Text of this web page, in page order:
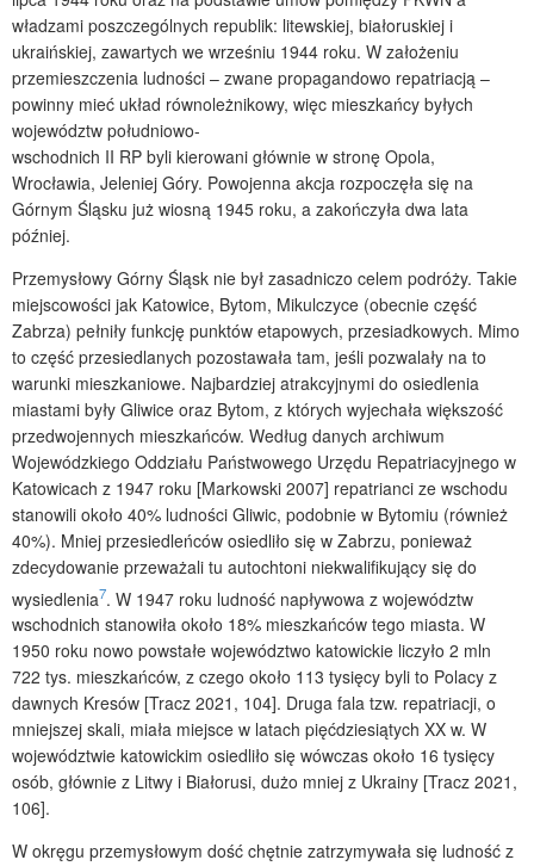
władzami poszczególnych republik: litewskiej, białoruskiej i
ukraińskiej, zawartych we wrześniu 1944 roku. W założeniu
przemieszczenia ludności – zwane propagandowo repatriacją –
powinny mieć układ równoleżnikowy, więc mieszkańcy byłych
województw południowo-
wschodnich II RP byli kierowani głównie w stronę Opola,
Wrocławia, Jeleniej Góry. Powojenna akcja rozpoczęła się na
Górnym Śląsku już wiosną 1945 roku, a zakończyła dwa lata
później.
Przemysłowy Górny Śląsk nie był zasadniczo celem podróży. Takie
miejscowości jak Katowice, Bytom, Mikulczyce (obecnie część
Zabrza) pełniły funkcję punktów etapowych, przesiadkowych. Mimo
to część przesiedlanych pozostawała tam, jeśli pozwalały na to
warunki mieszkaniowe. Najbardziej atrakcyjnymi do osiedlenia
miastami były Gliwice oraz Bytom, z których wyjechała większość
przedwojennych mieszkańców. Według danych archiwum
Wojewódzkiego Oddziału Państwowego Urzędu Repatriacyjnego w
Katowicach z 1947 roku [Markowski 2007] repatrianci ze wschodu
stanowili około 40% ludności Gliwic, podobnie w Bytomiu (również
40%). Mniej przesiedleńców osiedliło się w Zabrzu, ponieważ
zdecydowanie przeważali tu autochtoni niekwalifikujący się do
wysiedlenia7. W 1947 roku ludność napływowa z województw
wschodnich stanowiła około 18% mieszkańców tego miasta. W
1950 roku nowo powstałe województwo katowickie liczyło 2 mln
722 tys. mieszkańców, z czego około 113 tysięcy byli to Polacy z
dawnych Kresów [Tracz 2021, 104]. Druga fala tzw. repatriacji, o
mniejszej skali, miała miejsce w latach pięćdziesiątych XX w. W
województwie katowickim osiedliło się wówczas około 16 tysięcy
osób, głównie z Litwy i Białorusi, dużo mniej z Ukrainy [Tracz 2021,
106].
W okręgu przemysłowym dość chętnie zatrzymywała się ludność z